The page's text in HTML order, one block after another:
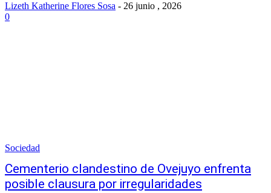
Lizeth Katherine Flores Sosa - 26 junio , 2026
0
Sociedad
Cementerio clandestino de Ovejuyo enfrenta
posible clausura por irregularidades